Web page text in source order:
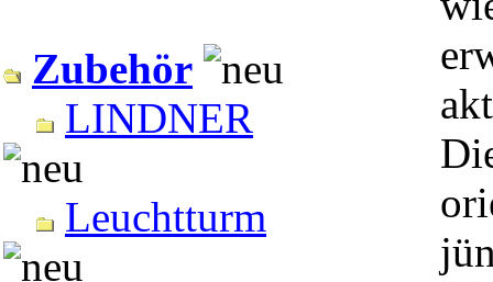
Zubehör
LINDNER
Leuchtturm